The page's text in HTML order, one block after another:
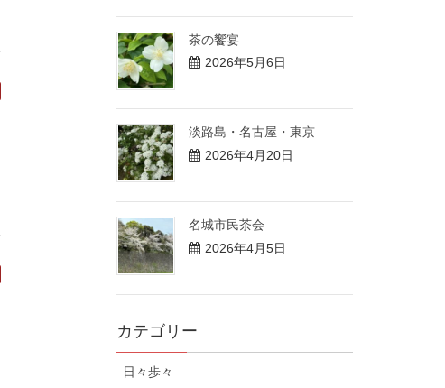
茶の饗宴
2026年5月6日
淡路島・名古屋・東京
2026年4月20日
名城市民茶会
2026年4月5日
カテゴリー
日々歩々